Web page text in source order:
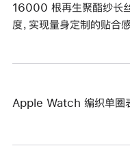
16000 根再生聚酯纱长
度，实现量身定制的贴合
Apple Watch 编织单圈